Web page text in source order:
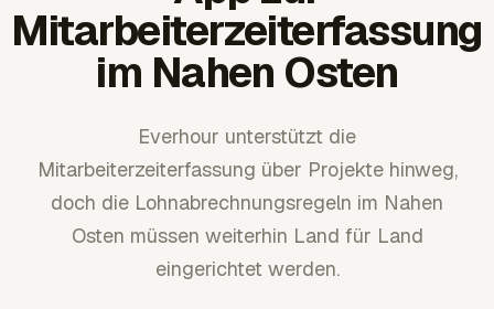
Mitarbeiterzeiterfassung
im Nahen Osten
Everhour unterstützt die
Mitarbeiterzeiterfassung über Projekte hinweg,
doch die Lohnabrechnungsregeln im Nahen
Osten müssen weiterhin Land für Land
eingerichtet werden.